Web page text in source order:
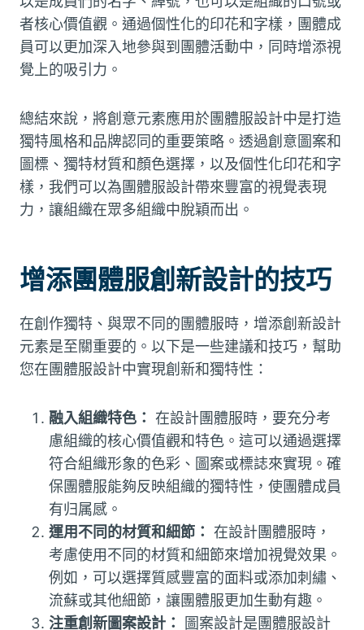
者核心價值觀。通過個性化的印花和字樣，團體成
員可以更加深入地參與到團體活動中，同時增添視
覺上的吸引力。
總結來說，將創意元素應用於團體服設計中是打造
獨特風格和品牌認同的重要策略。透過創意圖案和
圖標、獨特材質和顏色選擇，以及個性化印花和字
樣，我們可以為團體服設計帶來豐富的視覺表現
力，讓組織在眾多組織中脫穎而出。
增添團體服創新設計的技巧
在創作獨特、與眾不同的團體服時，增添創新設計
元素是至關重要的。以下是一些建議和技巧，幫助
您在團體服設計中實現創新和獨特性：
融入組織特色： 在設計團體服時，要充分考
慮組織的核心價值觀和特色。這可以通過選擇
符合組織形象的色彩、圖案或標誌來實現。確
保團體服能夠反映組織的獨特性，使團體成員
有归属感。
運用不同的材質和細節： 在設計團體服時，
考慮使用不同的材質和細節來增加視覺效果。
例如，可以選擇質感豐富的面料或添加刺繡、
流蘇或其他細節，讓團體服更加生動有趣。
注重創新圖案設計：
圖案設計是團體服設計